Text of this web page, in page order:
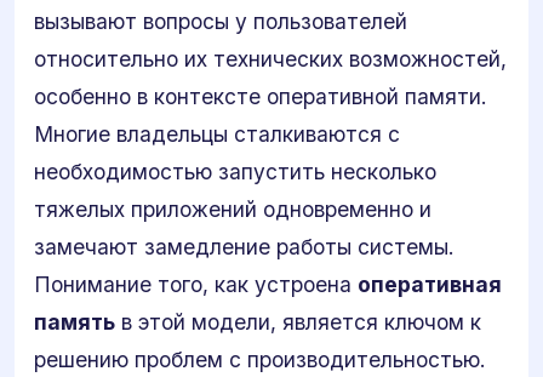
вызывают вопросы у пользователей
относительно их технических возможностей,
особенно в контексте оперативной памяти.
Многие владельцы сталкиваются с
необходимостью запустить несколько
тяжелых приложений одновременно и
замечают замедление работы системы.
Понимание того, как устроена оперативная
память в этой модели, является ключом к
решению проблем с производительностью.